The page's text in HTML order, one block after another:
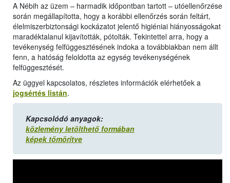
A Nébih az üzem – harmadik időpontban tartott – utóellenőrzése
során megállapította, hogy a korábbi ellenőrzés során feltárt,
élelmiszerbiztonsági kockázatot jelentő higiéniai hiányosságokat
maradéktalanul kijavították, pótolták. Tekintettel arra, hogy a
tevékenység felfüggesztésének indoka a továbbiakban nem állt
fenn, a hatóság feloldotta az egység tevékenységének
felfüggesztését.
Az üggyel kapcsolatos, részletes információk elérhetőek a
jogsértés listán.
Kapcsolódó anyagok:
közlemény letölthető formában
képek tömörítve